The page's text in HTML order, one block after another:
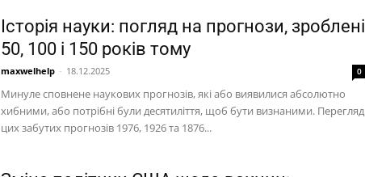
Історія науки: погляд на прогнози, зроблені
50, 100 і 150 років тому
maxwelhelp - 18.12.2025 0
Минуле сповнене наукових прогнозів, які або виявилися абсолютно
хибними, або потрібні були десятиліття, щоб бути визнаними. Перегляд
цих забутих прогнозів 1976, 1926 та 1876...